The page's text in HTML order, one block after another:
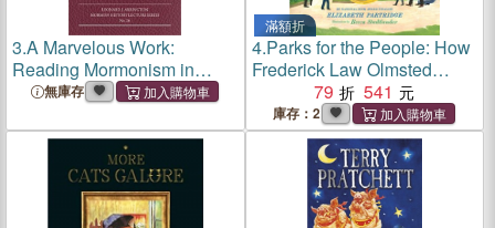
3.A Marvelous Work:
Reading Mormonism in
West Africavolume 26
無庫存
滿額折
4.Parks for the People: How
Frederick Law Olmsted
Designed America
79 541
庫存：2